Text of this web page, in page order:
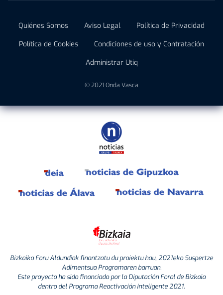
Quiénes Somos Aviso Legal
Política de Privacidad
Política de Cookies
Condiciones de uso y Contratación
Administrar Utiq
© 2021 Onda Vasca
Bizkaiko Foru Aldundiak finantzatu du proiektu hau, 2021eko Suspertze
Adimentsua Programaren barruan.
Este proyecto ha sido financiado por la Diputación Foral de Bizkaia
dentro del Programa Reactivación Inteligente 2021.